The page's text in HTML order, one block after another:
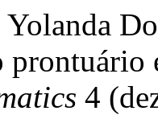
Yolanda
4